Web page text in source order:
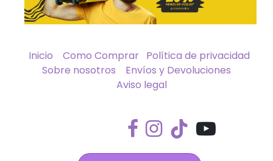
Inicio Como Comprar Política de privacidad
Sobre nosotros
Envíos y Devoluciones
Aviso legal